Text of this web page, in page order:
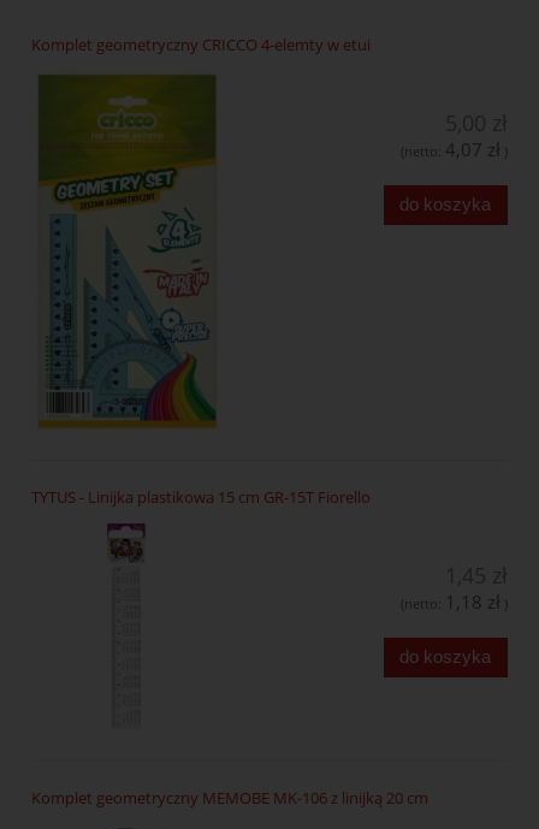
Komplet geometryczny CRICCO 4-elemty w etui
(netto: 4,07 zł )
do koszyka
TYTUS - Linijka plastikowa 15 cm GR-15T Fiorello
(netto: 1,18 zł )
do koszyka
Komplet geometryczny MEMOBE MK-106 z linijką 20 cm